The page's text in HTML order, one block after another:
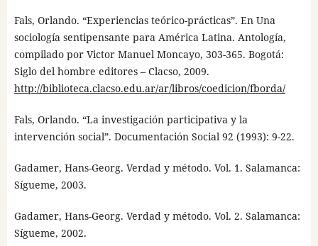
Fals, Orlando. “Experiencias teórico-prácticas”. En Una
sociología sentipensante para América Latina. Antología,
compilado por Victor Manuel Moncayo, 303-365. Bogotá:
Siglo del hombre editores – Clacso, 2009.
http://biblioteca.clacso.edu.ar/ar/libros/coedicion/fborda/
Fals, Orlando. “La investigación participativa y la
intervención social”. Documentación Social 92 (1993): 9-22.
Gadamer, Hans-Georg. Verdad y método. Vol. 1. Salamanca:
Sígueme, 2003.
Gadamer, Hans-Georg. Verdad y método. Vol. 2. Salamanca:
Sígueme, 2002.